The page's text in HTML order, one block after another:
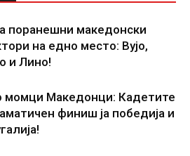
поранешни македонски
на едно место: Вујо,
и Лино!
момци Македонци: Кадетите
финиш ја победија и